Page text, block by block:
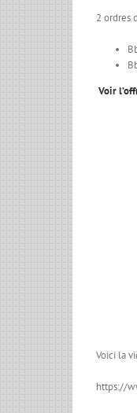
2 ordres
Voir
Voici la
https://